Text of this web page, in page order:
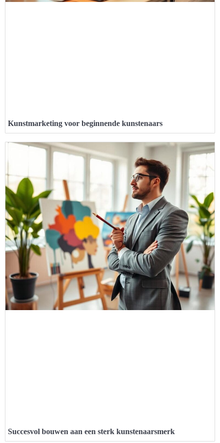
Kunstmarketing voor beginnende kunstenaars
Succesvol bouwen aan een sterk kunstenaarsmerk